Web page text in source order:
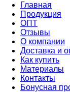
Главная
Продукция
ОПТ
Отзывы
О компании
Доставка и
Как купить
Материалы
Контакты
Бонусная